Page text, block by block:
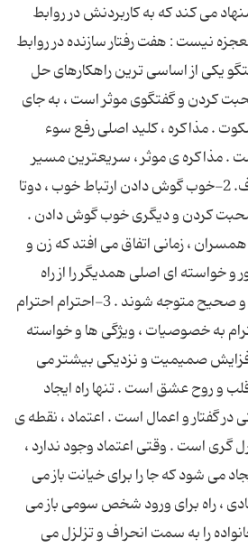
می کند که به کاربردنش در روابط
نیست : هفت رفتار سازنده در روابط
و گفتگو یکی از اساسی ترین راهکارهای حل
کردن و گفتگوی موثر است ، به جای
. مذاکره ، کلید اصلی رفع سوء
. مذاکره ی موثر ، سریعترین مسیر
است برای رسیدن به هدف. 2-خوب گوش دادن ارتباط خوب ، دوتا
کردن و دیگری خوب گوش دادن .
، زمانی اتفاق می افتد که زن و
خواسته ای اصلی همدیگر را از راه
خوب گوش دادن ، درست و صحیح متوجه شوند . 3-احترام احترام
به خصوصیات ، ویژگی ها و خواسته
صمیمیت و نزدیکی بیشتر می
، قلب و روح عشق است . تنها راه ایجاد
در گفتار و اعمال است . اعتماد ، نقطه ی
گری است . وقتی اعتماد وجود ندارد ،
می شود که جا را برای خیانت باز می
، راه برای ورود شخص سومی باز می
را به سمت انحراف و تزلزل می